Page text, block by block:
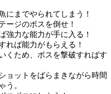
にまでやられてしまう！
ージのボスを倒せ！
強力な能力が手に入る！
れば能力がもらえる！
くため、ボスを撃破すればす
ョットをばらまきながら時間
う。